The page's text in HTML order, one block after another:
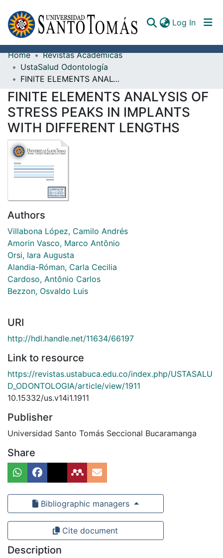
Log In
Communities & Collections
All of DSpace
Documents
Home
Revistas Académicas
UstaSalud Odontología
FINITE ELEMENTS ANALYSIS OF STRESS PEAKS IN IMPLANTS WITH DIFFERENT LENGTHS
FINITE ELEMENTS ANALYSIS OF
STRESS PEAKS IN IMPLANTS
WITH DIFFERENT LENGTHS
Authors
Villabona López, Camilo Andrés
Amorin Vasco, Marco Antônio
Orsi, Iara Augusta
Alandia-Róman, Carla Cecilia
Cardoso, Antônio Carlos
Bezzon, Osvaldo Luis
URI
http://hdl.handle.net/11634/66197
Link to resource
https://revistas.ustabuca.edu.co/index.php/USTASALU
D_ODONTOLOGIA/article/view/1911
10.15332/us.v14i1.1911
Publisher
Universidad Santo Tomás Seccional Bucaramanga
Share
Bibliographic managers
Cite document
Description